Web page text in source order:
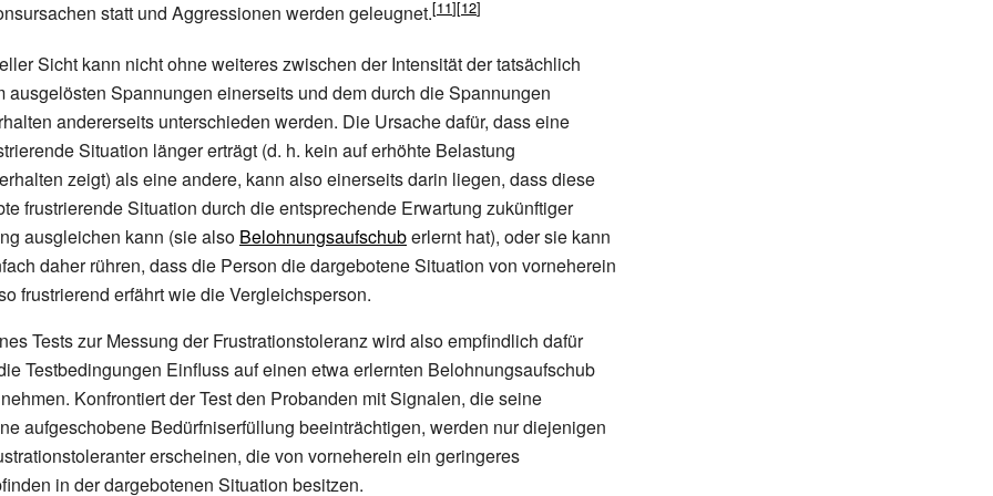
statt und Aggressionen werden geleugnet.
Sicht kann nicht ohne weiteres zwischen der Intensität der tatsächlich
ausgelösten Spannungen einerseits und dem durch die Spannungen
andererseits unterschieden werden. Die Ursache dafür, dass eine
Situation länger erträgt (d. h. kein auf erhöhte Belastung
zeigt) als eine andere, kann also einerseits darin liegen, dass diese
frustrierende Situation durch die entsprechende Erwartung zukünftiger
ausgleichen kann (sie also Belohnungsaufschuberlernt hat), oder sie kann
daher rühren, dass die Person die dargebotene Situation von vorneherein
frustrierend erfährt wie die Vergleichsperson.
Tests zur Messung der Frustrationstoleranz wird also empfindlich dafür
Testbedingungen Einfluss auf einen etwa erlernten Belohnungsaufschub
Konfrontiert der Test den Probanden mit Signalen, die seine
aufgeschobene Bedürfniserfüllung beeinträchtigen, werden nur diejenigen
erscheinen, die von vorneherein ein geringeres
in der dargebotenen Situation besitzen.